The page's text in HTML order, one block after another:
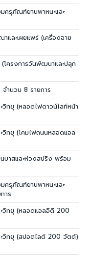
มครุภัณฑ์ยานพาหนะและ
และเผยแพร่ (เครื่องฉาย
(โครงการวันพัฒนาและปลุก
จำนวน 8 รายการ
วิทยุ (หลอดไฟดาวน์ไลท์หน้า
วิทยุ (โคมไฟถนนหลอดแอล
นบาสและห่วงสปริง พร้อม
มครุภัณฑ์ยานพาหนะและ
าร
ะวิทยุ (หลอดแอลอีดี 200
ะวิทยุ (สปอตไลต์ 200 วัตต์)